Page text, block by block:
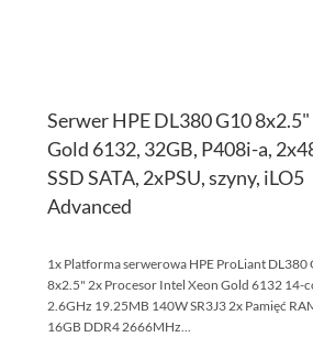
Serwer HPE DL380 G10 8x2.5"
Gold 6132, 32GB, P408i-a,
SSD SATA, 2xPSU, szyny, iLO5
Advanced
1x Platforma serwerowa HPE ProLiant DL380
8x2.5" 2x Procesor Intel Xeon Gold 6132 14-
2.6GHz 19.25MB 140W SR3J3 2x Pamięć
16GB DDR4 2666MHz...